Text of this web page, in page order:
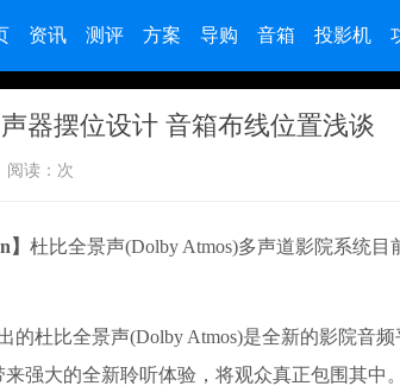
资讯 测评 方案 导购 音箱 投影机
器摆位设计 音箱布线位置浅谈
阅读： 次
杜比全景声(Dolby Atmos)多声道影院系统
杜比全景声(Dolby Atmos)是全新的影院音
强大的全新聆听体验，将观众真正包围其中